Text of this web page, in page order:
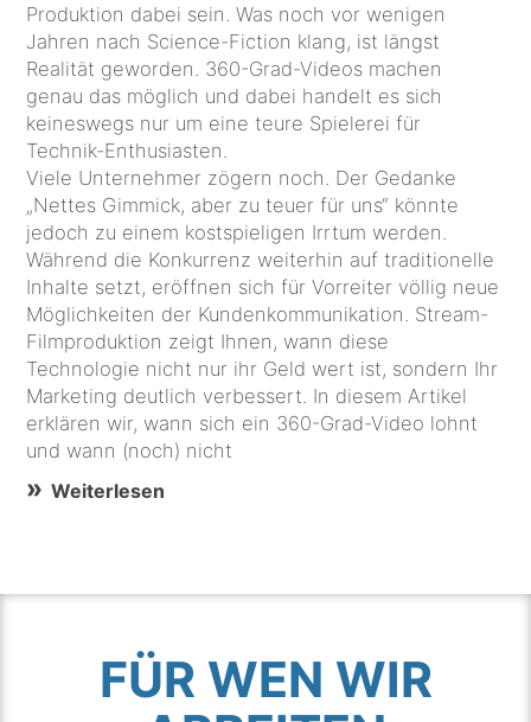
Produktion dabei sein. Was noch vor wenigen
Jahren nach Science-Fiction klang, ist längst
Realität geworden. 360-Grad-Videos machen
genau das möglich und dabei handelt es sich
keineswegs nur um eine teure Spielerei für
Technik-Enthusiasten.
Viele Unternehmer zögern noch. Der Gedanke
„Nettes Gimmick, aber zu teuer für uns“ könnte
jedoch zu einem kostspieligen Irrtum werden.
Während die Konkurrenz weiterhin auf traditionelle
Inhalte setzt, eröffnen sich für Vorreiter völlig neue
Möglichkeiten der Kundenkommunikation. Stream-
Filmproduktion zeigt Ihnen, wann diese
Technologie nicht nur ihr Geld wert ist, sondern Ihr
Marketing deutlich verbessert. In diesem Artikel
erklären wir, wann sich ein 360-Grad-Video lohnt
und wann (noch) nicht
Weiterlesen
FÜR WEN WIR